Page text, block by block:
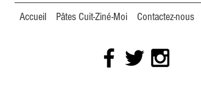
Accueil Pâtes Cuit-Ziné-Moi Contactez-nous